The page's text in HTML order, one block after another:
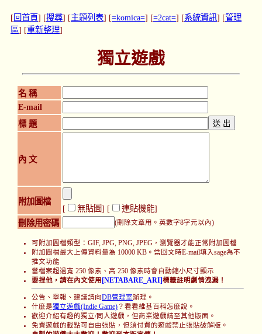
[ 回首頁] [搜尋] [主題列表] [=komica=] [=2cat=] [系統資訊] [管理
區] [重新整理]
獨立遊戲
名 稱
E-mail
標 題
內 文
附加圖檔
[ 無貼圖] [ 連貼機能]
刪除用密碼
(刪除文章用。英數字8字元以內)
可附加圖檔類型：GIF, JPG, PNG, JPEG，瀏覽器才能正常附加圖檔
附加圖檔最大上傳資料量為 10000 KB。當回文時E-mail填入sage為不
推文功能
當檔案超過寬 250 像素、高 250 像素時會自動縮小尺寸顯示
要捏他，請在內文使用 [NETABARE_ARI]標籤註明劇情洩漏！
公告、舉報、建議請向 DB管理室辦理。
什麼是獨立遊戲(Indie Game) ？看看維基百科怎麼說。
歡迎介紹有趣的獨立/同人遊戲，但商業遊戲請至其他版面。
免費遊戲的載點可自由張貼，但須付費的遊戲禁止張貼破解版。